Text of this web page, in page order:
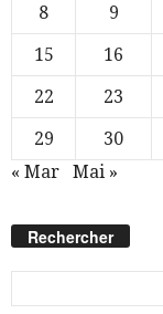
8
9
15
16
22
23
29
30
« Mar
Mai »
Rechercher